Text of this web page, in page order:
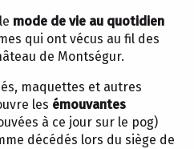
mode de vie au quotidien
qui ont vécus au fil des
de Montségur.
maquettes et autres
les émouvantes
à ce jour sur le pog)
décédés lors du siège de